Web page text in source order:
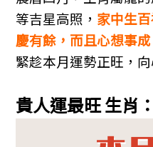
等吉星高照， 家中生
慶有餘，而且心想事成
緊趁本月運勢正旺，
貴人運最旺 生肖：